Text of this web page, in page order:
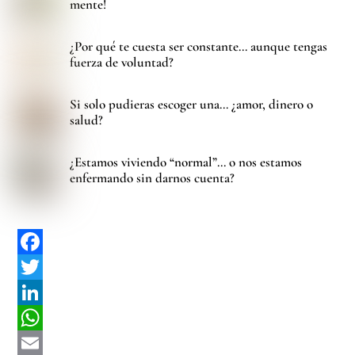
mente!
¿Por qué te cuesta ser constante… aunque tengas
fuerza de voluntad?
Si solo pudieras escoger una… ¿amor, dinero o
salud?
¿Estamos viviendo “normal”… o nos estamos
enfermando sin darnos cuenta?
F
a
c
e
T
w
L
W